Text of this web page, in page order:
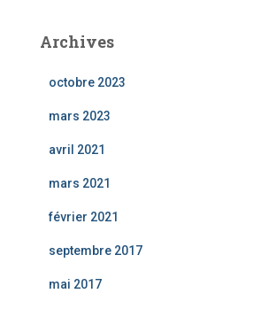
Archives
octobre 2023
mars 2023
avril 2021
mars 2021
février 2021
septembre 2017
mai 2017